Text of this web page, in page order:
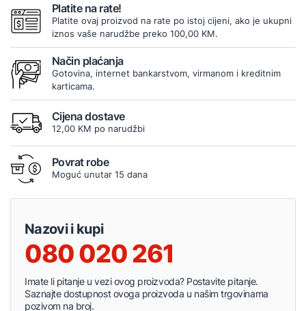
Platite na rate!
Platite ovaj proizvod na rate po istoj cijeni, ako je ukupni
iznos vaše narudžbe preko 100,00 KM.
Način plaćanja
Gotovina, internet bankarstvom, virmanom i kreditnim
karticama.
Cijena dostave
12,00 KM po narudžbi
Povrat robe
Moguć unutar 15 dana
Nazovi i kupi
080 020 261
Imate li pitanje u vezi ovog proizvoda? Postavite pitanje.
Saznajte dostupnost ovoga proizvoda u našim trgovinama
pozivom na broj.